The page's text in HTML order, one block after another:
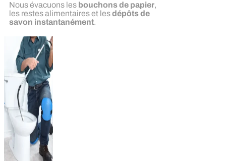
Nous évacuons les bouchons de papier,
les restes alimentaires et lesdépôts de
savon instantanément.